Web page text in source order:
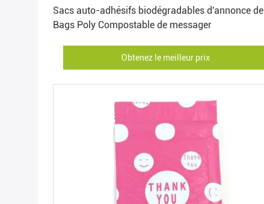
Sacs auto-adhésifs biodégradables d'annonce de
Bags Poly Compostable de messager
Obtenez le meilleur prix